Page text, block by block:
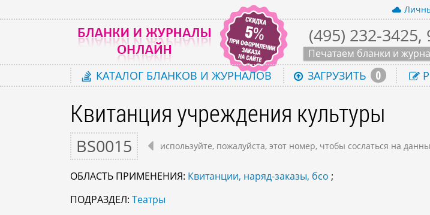
(495) 232-3425,
Печатаем бланки и
КАТАЛОГ БЛАНКОВ И ЖУРНАЛОВ ЗАГРУЗИТЬ 0
Квитанция учреждения культуры
BS0015 используйте, пожалуйста, этот номер, чтобы сослаться на
ОБЛАСТЬ ПРИМЕНЕНИЯ: Квитанции, наряд-заказы, бсо ;
ПОДРАЗДЕЛ: Театры